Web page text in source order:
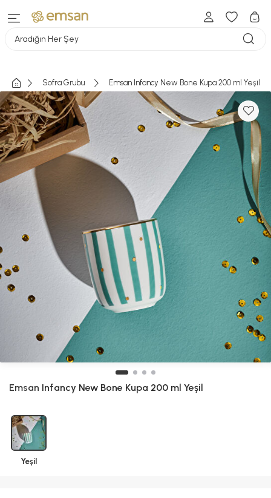
Aradığın Her Şey
Sofra Grubu Emsan Infancy New Bone Kupa 200 ml Yeşil
Emsan Infancy New Bone Kupa 200 ml Yeşil
Yeşil